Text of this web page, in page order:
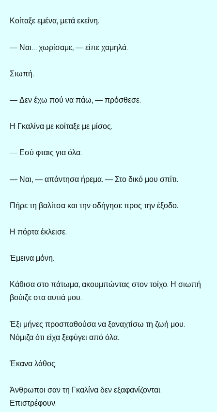
Κοίταξε εμένα, μετά εκείνη.
— Ναι… χωρίσαμε, — είπε χαμηλά.
Σιωπή.
— Δεν έχω πού να πάω, — πρόσθεσε.
Η Γκαλίνα με κοίταξε με μίσος.
— Εσύ φταις για όλα.
— Ναι, — απάντησα ήρεμα. — Στο δικό μου σπίτι.
Πήρε τη βαλίτσα και την οδήγησε προς την έξοδο.
Η πόρτα έκλεισε.
Έμεινα μόνη.
Κάθισα στο πάτωμα, ακουμπώντας στον τοίχο. Η σιωπή
βούιζε στα αυτιά μου.
Έξι μήνες προσπαθούσα να ξαναχτίσω τη ζωή μου.
Νόμιζα ότι είχα ξεφύγει από όλα.
Έκανα λάθος.
Άνθρωποι σαν τη Γκαλίνα δεν εξαφανίζονται.
Επιστρέφουν.